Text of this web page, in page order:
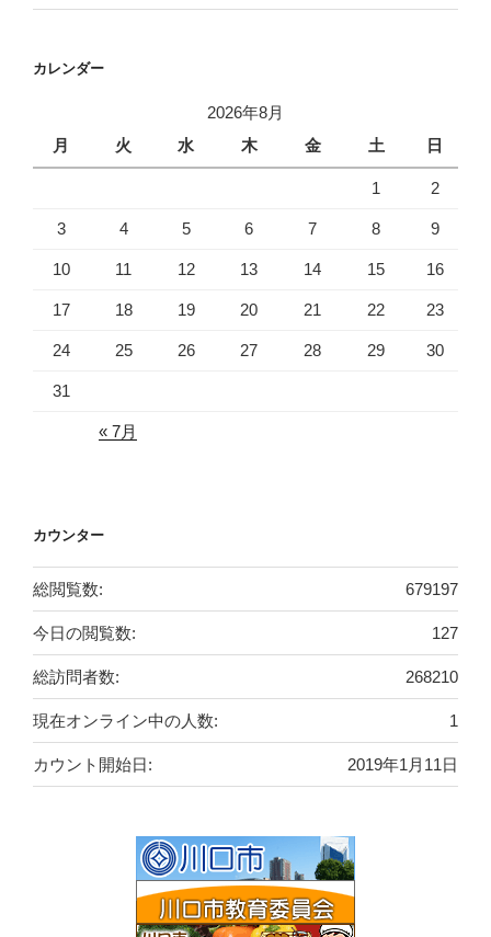
カレンダー
2026年8月
月
火 水 木 金 土 日
1 2
3 4 5 6 7 8 9
10 11 12 13 14 15 16
17 18 19 20 21 22 23
24 25 26 27 28 29 30
31
« 7月
カウンター
679197
総閲覧数:
127
今日の閲覧数:
268210
総訪問者数:
1
現在オンライン中の人数:
2019年1月11日
カウント開始日: